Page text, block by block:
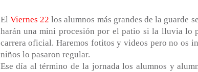
El Viernes 22 los alumnos más grandes de la guarde
harán una mini procesión por el patio si la lluvia lo
carrera oficial. Haremos fotitos y videos pero no os
niños lo pasaron regular.
Ese día al término de la jornada los alumnos y